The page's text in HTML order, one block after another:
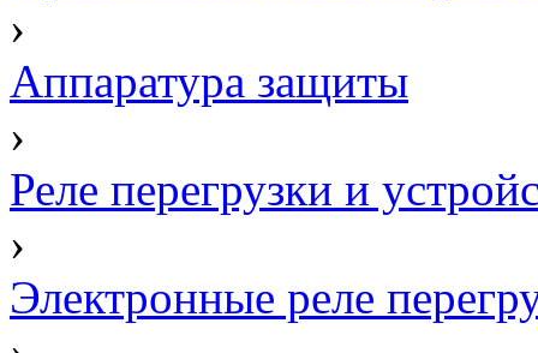
›
Аппаратура защиты
›
Реле перегрузки и
›
Электронные реле